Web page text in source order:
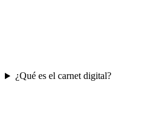
¿Qué es el carnet digital?